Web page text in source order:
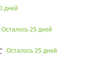
дней
Осталось 25 дней
Осталось 25 дней